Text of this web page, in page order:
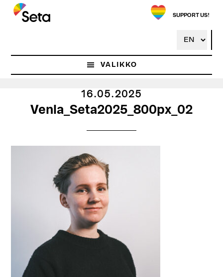
Hyppää
pääsisältöön
SUPPORT US!
VALIKKO
16.05.2025
Venla_Seta2025_800px_02